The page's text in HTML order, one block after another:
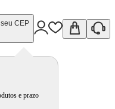
seu CEP
e prazo